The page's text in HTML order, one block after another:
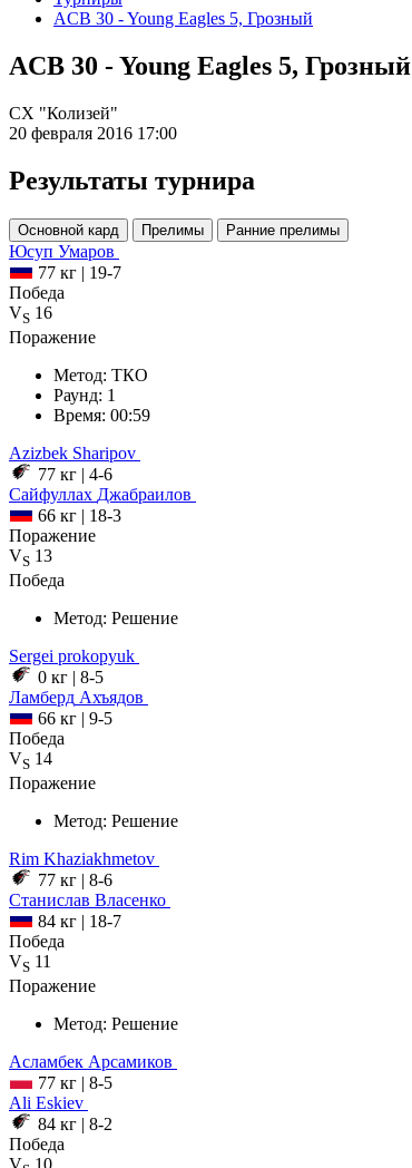
ACB 30 - Young Eagles 5, Грозный
ACB 30 - Young Eagles 5, Грозный
СХ "Колизей"
20 февраля 2016 17:00
Результаты турнира
Основной кард Прелимы Ранние прелимы
Юсуп Умаров
77 кг | 19-7
Победа
VS 16
Поражение
Метод: ТКО
Раунд: 1
Время: 00:59
Azizbek Sharipov
77 кг | 4-6
Сайфуллах Джабраилов
66 кг | 18-3
Поражение
VS 13
Победа
Метод: Решение
Sergei prokopyuk
0 кг | 8-5
Ламберд Ахъядов
66 кг | 9-5
Победа
VS 14
Поражение
Метод: Решение
Rim Khaziakhmetov
77 кг | 8-6
Станислав Власенко
84 кг | 18-7
Победа
VS 11
Поражение
Метод: Решение
Асламбек Арсамиков
77 кг | 8-5
Ali Eskiev
84 кг | 8-2
Победа